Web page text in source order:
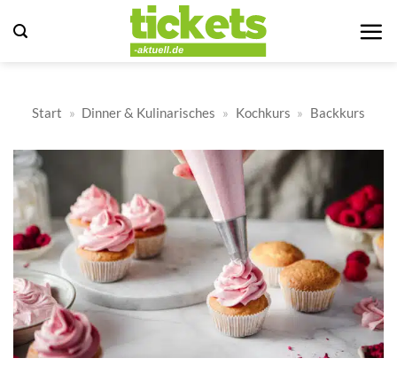
Inhalt
Start » Dinner & Kulinarisches » Kochkurs » Backkurs